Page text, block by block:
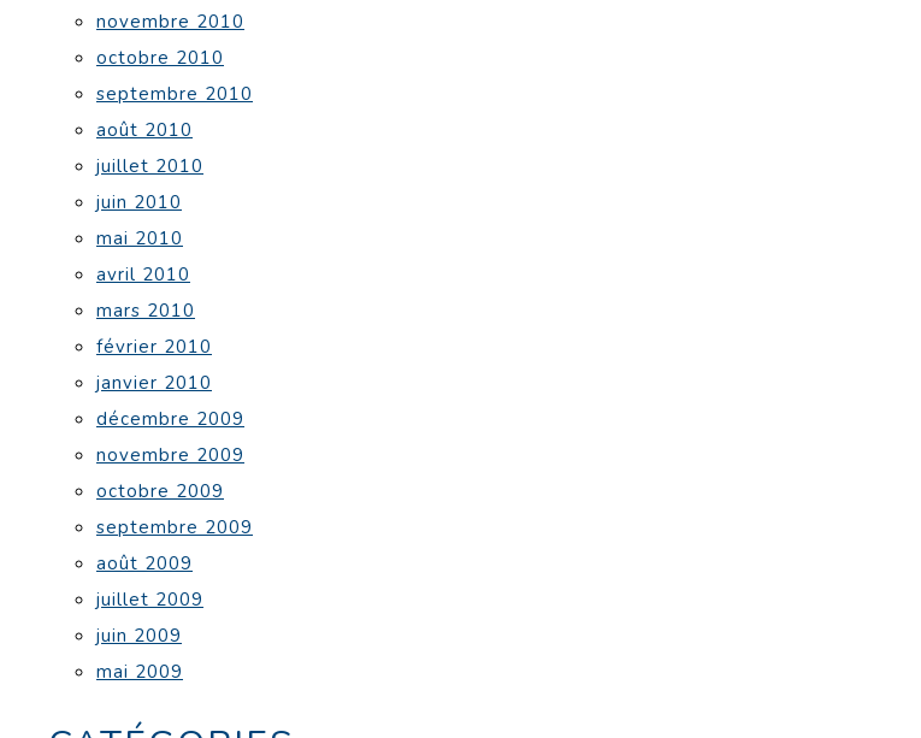
novembre 2010
octobre 2010
septembre 2010
août 2010
juillet 2010
juin 2010
mai 2010
avril 2010
mars 2010
février 2010
janvier 2010
décembre 2009
novembre 2009
octobre 2009
septembre 2009
août 2009
juillet 2009
juin 2009
mai 2009